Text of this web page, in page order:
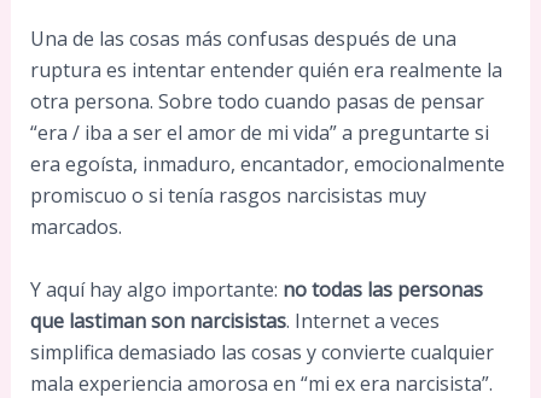
Una de las cosas más confusas después de una
ruptura es intentar entender quién era realmente la
otra persona. Sobre todo cuando pasas de pensar
“era / iba a ser el amor de mi vida” a preguntarte si
era egoísta, inmaduro, encantador, emocionalmente
promiscuo o si tenía rasgos narcisistas muy
marcados.
Y aquí hay algo importante: no todas las personas
que lastiman son narcisistas. Internet a veces
simplifica demasiado las cosas y convierte cualquier
mala experiencia amorosa en “mi ex era narcisista”.